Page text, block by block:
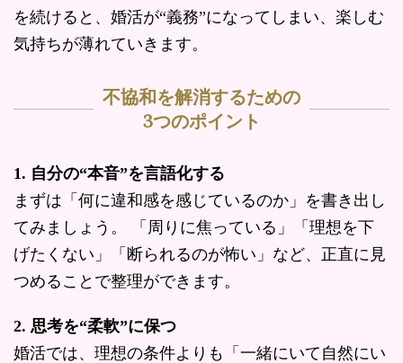
を続けると、婚活が“義務”になってしまい、楽しむ
気持ちが薄れていきます。
不協和を解消するための
3つのポイント
1. 自分の“本音”を言語化する
まずは「何に違和感を感じているのか」を書き出し
てみましょう。 「周りに焦っている」「理想を下
げたくない」「断られるのが怖い」など、正直に見
つめることで整理ができます。
2. 思考を“柔軟”に保つ
婚活では、理想の条件よりも「一緒にいて自然にい